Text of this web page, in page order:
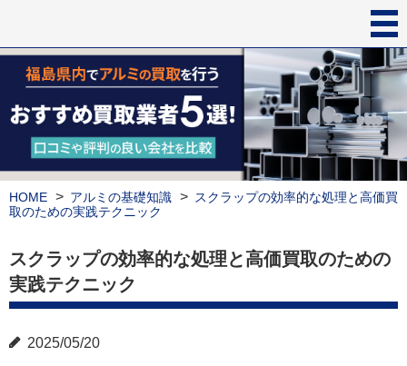
HOME アルミの基礎知識
スクラップの効率的な処理と高価買
取のための実践テクニック
スクラップの効率的な処理と高価買取のための
実践テクニック
2025/05/20